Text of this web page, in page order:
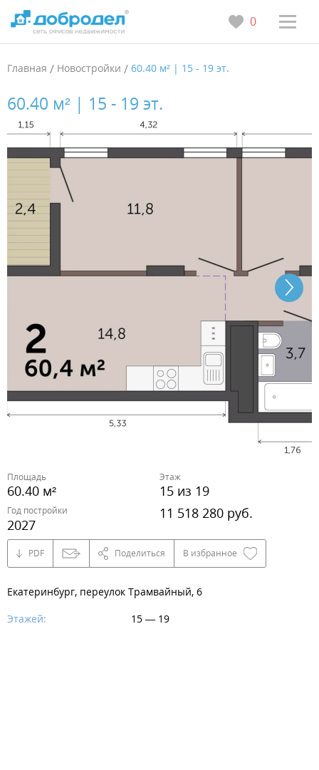
0
Главная / Новостройки / 60.40 м² | 15 - 19 эт.
60.40 м² | 15 - 19 эт.
Площадь
60.40 м²
Этаж
15 из 19
Год постройки
2027
11 518 280 руб.
PDF Поделиться В избранное
Екатеринбург, переулок Трамвайный, 6
Этажей:
15 — 19